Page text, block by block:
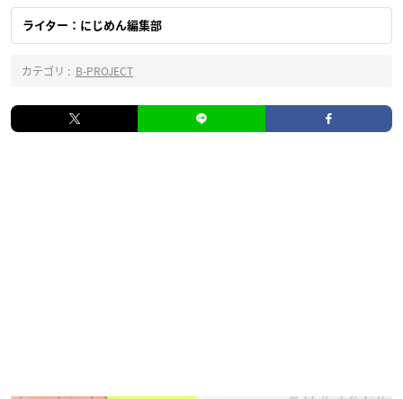
ライター：にじめん編集部
カテゴリ : B-PROJECT